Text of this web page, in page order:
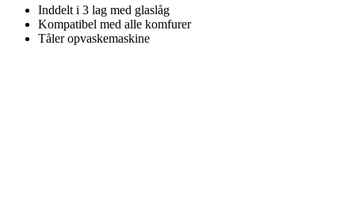
Inddelt i 3 lag med glaslåg
Kompatibel med alle komfurer
Tåler opvaskemaskine